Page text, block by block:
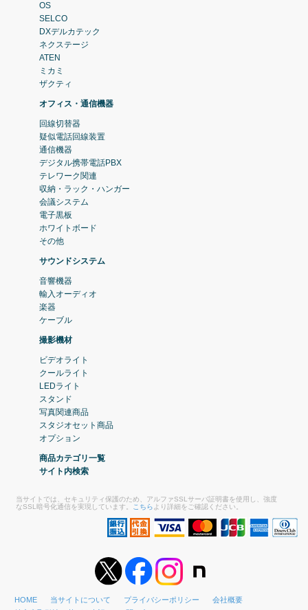
OS
SELCO
DXデルカテック
ネクステージ
ATEN
ミカミ
ザクティ
オフィス・通信機器
回線切替器
疑似電話回線装置
通信機器
デジタル携帯電話PBX
テレワーク関連
収納・ラック・ハンガー
会議システム
電子黒板
ホワイトボード
その他
サウンドシステム
音響機器
輸入オーディオ
楽器
ケーブル
撮影機材
ビデオライト
クールライト
LEDライト
スタンド
写真関連商品
スタジオセット商品
オプション
商品カテゴリ一覧
サイト内検索
当サイトでは、セキュリティ保護のため、アルファSSLサーバ証明書を使用し、強度
なSSL暗号化通信を実現しています。 こちらより詳細をご確認ください。
HOME 当サイトについて プライバシーポリシー
会社概要